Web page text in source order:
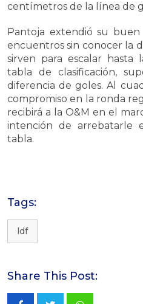
centímetros de la línea de
Pantoja extendió su
encuentros sin conocer la
sirven para escalar hasta
tabla de clasificación,
diferencia de goles. Al
compromiso en la ronda
recibirá a la O&M en el
intención de arrebatarle
tabla.
Tags:
ldf
Share This Post: